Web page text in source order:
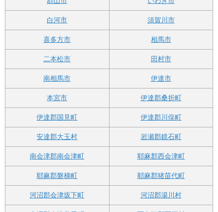
白河市 須賀川市
喜多方市 相馬市
二本松市 田村市
南相馬市 伊達市
本宮市 伊達郡桑折町
伊達郡国見町 伊達郡川俣町
安達郡大玉村 岩瀬郡鏡石町
南会津郡南会津町 耶麻郡西会津町
耶麻郡磐梯町 耶麻郡猪苗代町
河沼郡会津坂下町 河沼郡湯川村